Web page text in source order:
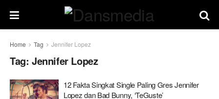
Home Tag Jennifer Lopez
Tag: Jennifer Lopez
12 Fakta Singkat Single Paling Gres Jennifer
Lopez dan Bad Bunny, ‘TeGuste’